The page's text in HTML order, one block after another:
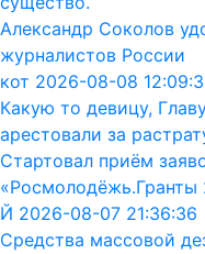
Александр Соколов
журналистов России
кот 2026-08-08
Какую то девицу,
арестовали за
Стартовал приём
«Росмолодёжь.Гранты
Й 2026-08-07 21:36:36
Средства массовой